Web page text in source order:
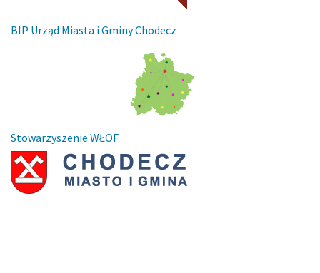
BIP Urząd Miasta i Gminy Chodecz
Stowarzyszenie WŁOF